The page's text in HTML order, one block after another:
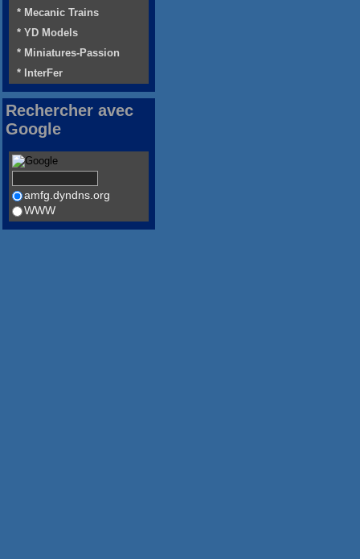
* Mecanic Trains
* YD Models
* Miniatures-Passion
* InterFer
Rechercher avec
Google
amfg.dyndns.org
WWW